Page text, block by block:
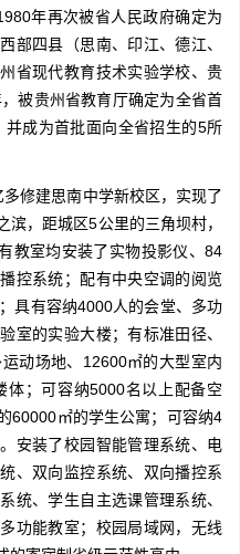
年再次被省人民政府确定为
部四县（思南、印江、德江、
省现代教育技术实验学校、贵
被贵州省教育厅确定为全省首
并成为首批面向全省招生的5所
修建思南中学新校区，实现了
，距城区5公里的三角坝村，
教室均安装了实物投影仪、84
控系统；配有中央空调的阅览
具有容纳4000人的会堂、多功
室的实验大楼；有标准田径、
动场地、12600㎡的大型室内
体；可容纳5000名以上配备空
60000㎡的学生公寓；可容纳4
安装了校园智能管理系统、电
、双向监控系统、双向播控系
统、学生自主选课管理系统、
功能教室；校园局域网，无线